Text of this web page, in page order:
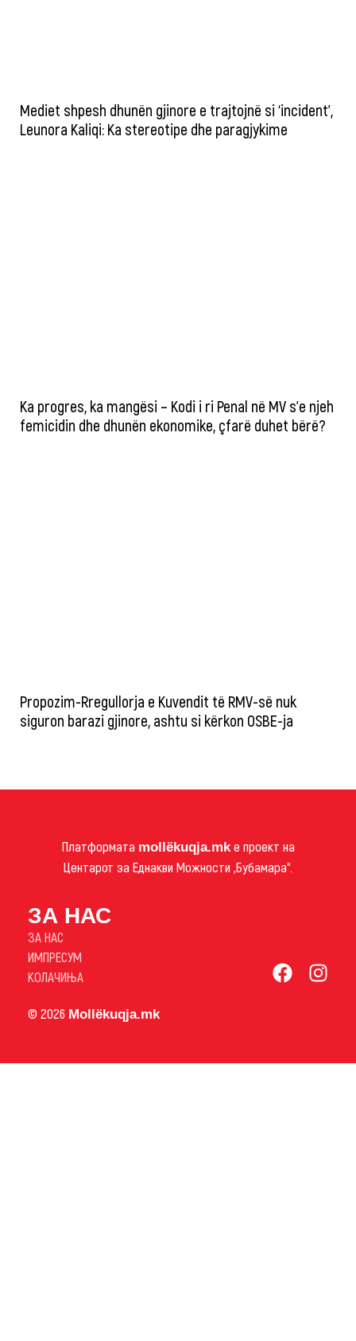
Mediet shpesh dhunën gjinore e trajtojnë si ‘incident’,
Leunora Kaliqi: Ka stereotipe dhe paragjykime
Ka progres, ka mangësi – Kodi i ri Penal në MV s’e njeh
femicidin dhe dhunën ekonomike, çfarë duhet bërë?
Propozim-Rregullorja e Kuvendit të RMV-së nuk
siguron barazi gjinore, ashtu si kërkon OSBE-ja
Платформата mollëkuqja.mkе проект на
Центарот за Еднакви Можности „Бубамара“.
ЗА НАС
ЗА НАС
ИМПРЕСУМ
КОЛАЧИЊА
© 2026 Mollëkuqja.mk